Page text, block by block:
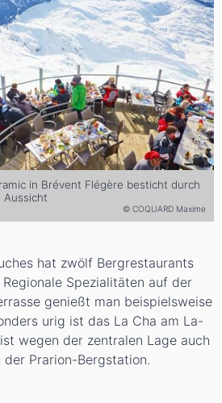
in Brévent Flégère besticht durch
Aussicht
© COQUARD Maxime
hat zwölf Bergrestaurants
Spezialitäten auf der
genießt man beispielsweise
urig ist das La Cha am La-
wegen der zentralen Lage auch
der Prarion-Bergstation.